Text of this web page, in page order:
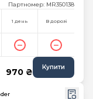
Партномер: MR350138
1 день В дорозі
970 ₴ Купити